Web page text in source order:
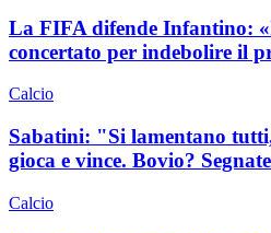
La FIFA difende Infantino:
concertato per indebolire il
Calcio
Sabatini: "Si lamentano
gioca e vince. Bovio?
Calcio